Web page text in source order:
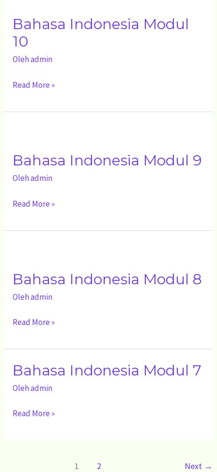
Bahasa Indonesia Modul
10
Olehadmin
Modul
10
Read More »
Bahasa Indonesia Modul 9
Olehadmin
Modul
9
Read More »
Bahasa Indonesia Modul 8
Olehadmin
Modul
8
Read More »
Bahasa Indonesia Modul 7
Olehadmin
Bahasa
Indonesia
7
Read More »
1 2 Next →